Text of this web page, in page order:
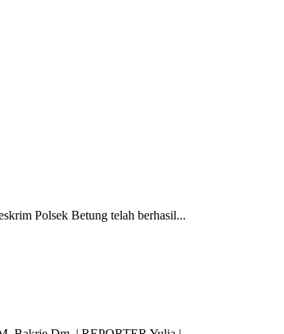
Polsek Betung telah berhasil...